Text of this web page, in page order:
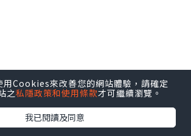
Cookies來改善您的網站體驗，請確定
之私隱政策和使用條款才可繼續瀏覽。
我已閱讀及同意